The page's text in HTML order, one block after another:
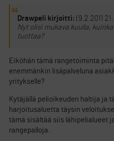
Drawpeli kirjoitti: (9.2.2011
Nyt olisi mukava kuulla,
tuottaa?
Eiköhän tämä rangetoiminta
enemmänkin lisäpalveluna
yritykselle?
Kytäjällä pelioikeuden haltija ja
harjoitusaluetta täysin
tämä sisältää siis lähipelialueet
rangepalloja.